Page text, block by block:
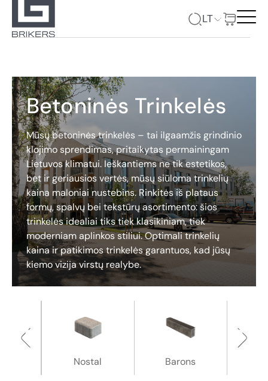
LT
Betoninės Trinkelės
Mūsų betoninės trinkelės – tai ilgaamžis grindinio
klojimo sprendimas, pritaikytas permainingam
Lietuvos klimatui. Ieškantiems ne tik estetikos,
bet ir geriausios vertės, mūsų siūloma trinkelių
kaina maloniai nustebins. Rinkitės iš plataus
formų, spalvų bei tekstūrų asortimento: šios
trinkelės idealiai tiks tiek klasikiniam, tiek
moderniam aplinkos stiliui. Optimali trinkelių
kaina ir patikimos trinkelės garantuos, kad jūsų
kiemo vizija virstų realybe.
Nostal Barons